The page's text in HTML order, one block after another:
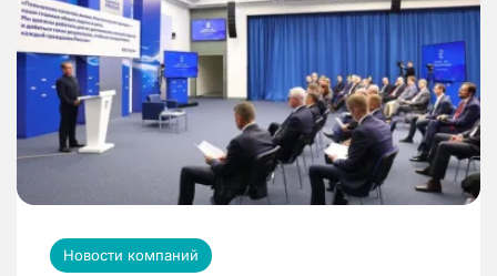
Новости компаний